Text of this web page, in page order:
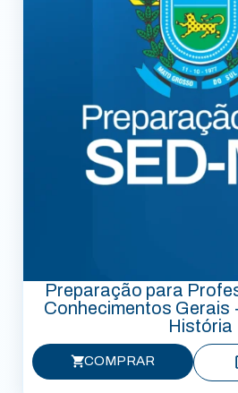
Preparação para
Conhecimentos Gerais
História
COMPRAR